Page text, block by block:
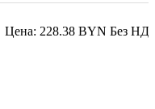
Цена: 228.38 BYN Без